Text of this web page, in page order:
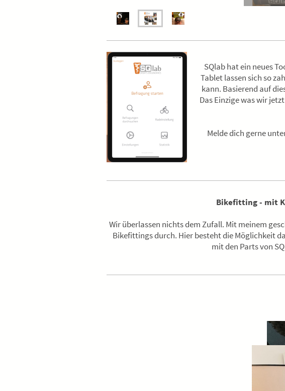
SQlab hat ein neues
Tablet lassen sich so
kann. Basierend auf
Das Einzige was wir
Melde dich gerne
Bikefitting - mit
Wir überlassen nichts dem Zufall. Mit meinem
Bikefittings durch. Hier besteht die Möglichkeit
mit den Parts von